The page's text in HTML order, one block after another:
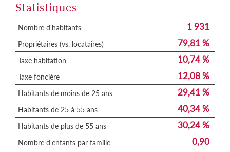
Statistiques
Nombre d'habitants 1 931
Propriétaires (vs. locataires) 79,81 %
Taxe habitation 10,74 %
Taxe foncière 12,08 %
Habitants de moins de 25 ans 29,41 %
Habitants de 25 à 55 ans 40,34 %
Habitants de plus de 55 ans 30,24 %
Nombre d'enfants par famille 0,90